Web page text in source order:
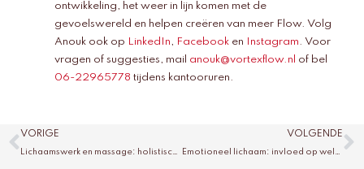
ontwikkeling, het weer in lijn komen met de
gevoelswereld en helpen creëren van meer Flow. Volg
Anouk ook op LinkedIn, Facebook en Instagram. Voor
vragen of suggesties, mail anouk@vortexflow.nl
of bel
06-22965778 tijdens kantooruren.
Vorige
VORIGE
Lichaamswerk en massage: holistische aanpak
VOLGENDE
Emotioneel lichaam: invloed op welzijn